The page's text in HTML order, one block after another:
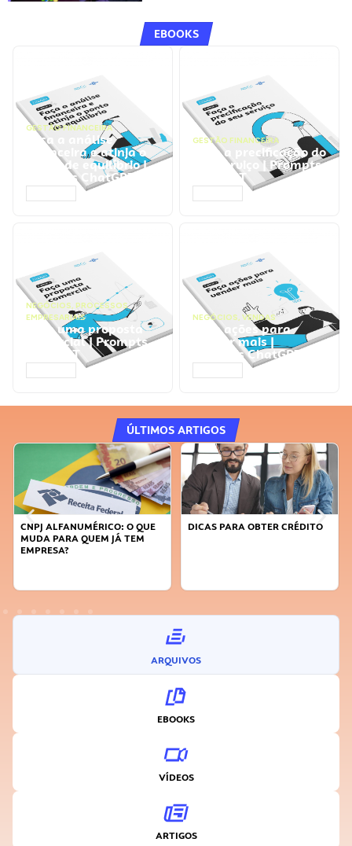
EBOOKS
GESTÃO FINANCEIRA
Faça a análise
financeira e atinja o
ponto de equilíbrio |
Prompts ChatGPT
GESTÃO FINANCEIRA
Faça a precificação do
seu serviço | Prompts
ChatGPT
NEGÓCIOS, PROCESSOS
EMPRESARIAIS
Faça uma proposta
comercial | Prompts
ChatGPT
NEGÓCIOS, VENDAS
Faça ações para
vender mais |
Prompts ChatGPT
ÚLTIMOS ARTIGOS
DICAS PARA OBTER CRÉDITO
FAÇA A DIFERENÇA: SEJA
ARQUIVOS
EBOOKS
VÍDEOS
ARTIGOS